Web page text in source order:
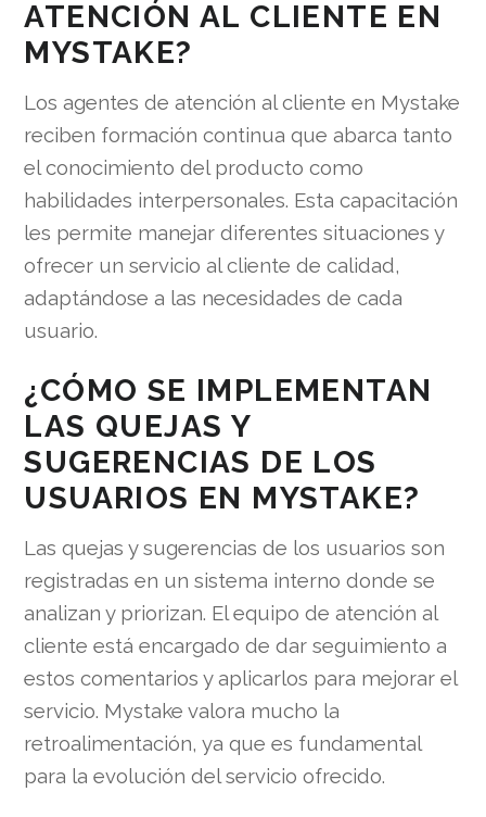
ATENCIÓN AL CLIENTE EN
MYSTAKE?
Los agentes de atención al cliente en Mystake
reciben formación continua que abarca tanto
el conocimiento del producto como
habilidades interpersonales. Esta capacitación
les permite manejar diferentes situaciones y
ofrecer un servicio al cliente de calidad,
adaptándose a las necesidades de cada
usuario.
¿CÓMO SE IMPLEMENTAN
LAS QUEJAS Y
SUGERENCIAS DE LOS
USUARIOS EN MYSTAKE?
Las quejas y sugerencias de los usuarios son
registradas en un sistema interno donde se
analizan y priorizan. El equipo de atención al
cliente está encargado de dar seguimiento a
estos comentarios y aplicarlos para mejorar el
servicio. Mystake valora mucho la
retroalimentación, ya que es fundamental
para la evolución del servicio ofrecido.